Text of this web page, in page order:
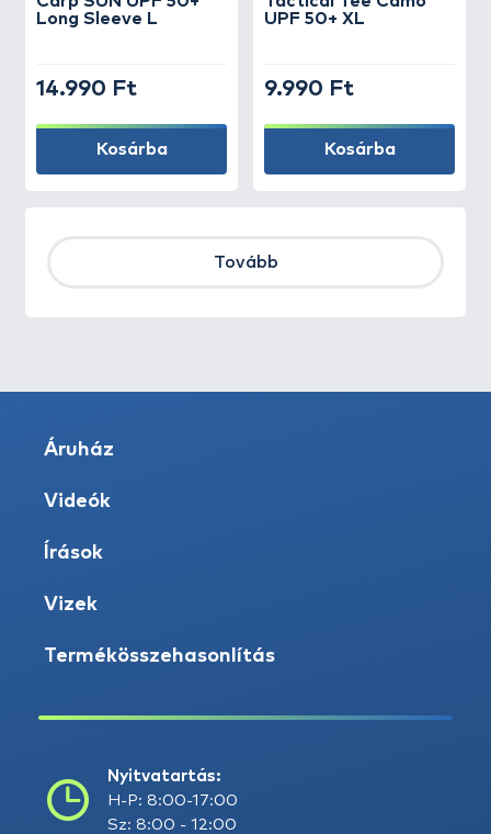
Long Sleeve L
14.990 Ft
Kosárba
UPF 50+ XL
9.990 Ft
Kosárba
Tovább
Áruház
Videók
Írások
Vizek
Termékösszehasonlítás
Nyitvatartás:
H-P: 8:00-17:00
Sz: 8:00 - 12:00